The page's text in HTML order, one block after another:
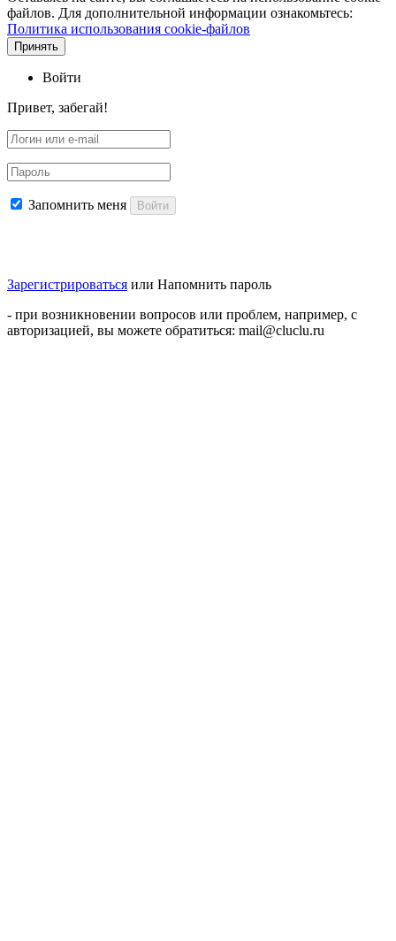
файлов. Для дополнительной информации ознакомьтесь:
Политика использования cookie-файлов
Принять
Войти
Привет, забегай!
Запомнить меня Войти
Зарегистрироваться или Напомнить пароль
- при возникновении вопросов или проблем, например, с
авторизацией, вы можете обратиться: mail@cluclu.ru